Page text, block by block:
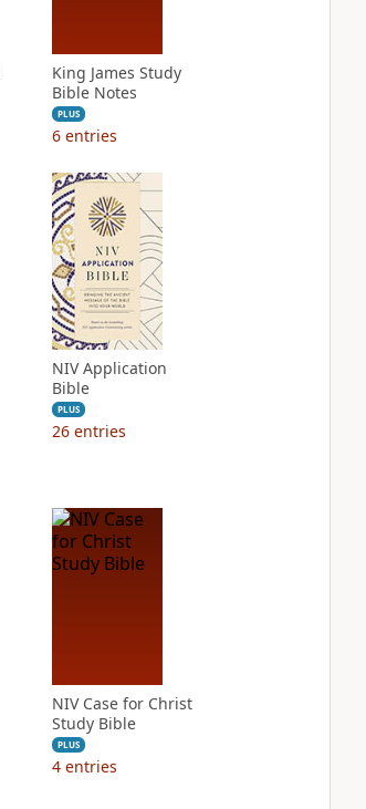
King James Study
Bible Notes
PLUS
6 entries
NIV Application
Bible
PLUS
26 entries
NIV Case for Christ
Study Bible
PLUS
4 entries